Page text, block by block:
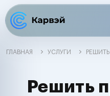
ГЛАВНАЯ УСЛУГИ
Решить